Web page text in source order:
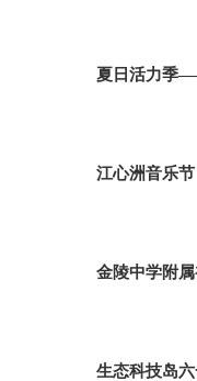
夏日活力季
江心洲音乐节
金陵中学附
生态科技岛